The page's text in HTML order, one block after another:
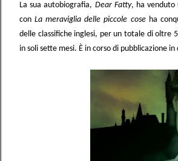
La sua autobiografia, Dear Fatty, ha venduto
conLa meraviglia delle piccole cose ha
delle classifiche inglesi, per un totale di oltre
in soli sette mesi. È in corso di pubblicazione in